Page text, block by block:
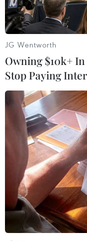
điện (EV) của
nhà sản xuất EU
tiêu cực.
Theo Chủ tịch
Đức (VDA),
chống trợ giá mà
đến việc đánh
khẩu từ Trung
những thách
Đức và châu Âu
Chủ tịch VDA
quan trọng đối
với mối quan
xanh ở trong
Ông Mueller
thương mại do
JG Wentworth
Owning $10k+
Stop Paying